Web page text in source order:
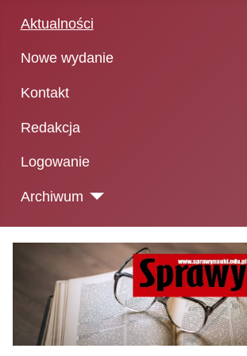
Aktualności
Nowe wydanie
Kontakt
Redakcja
Logowanie
Archiwum